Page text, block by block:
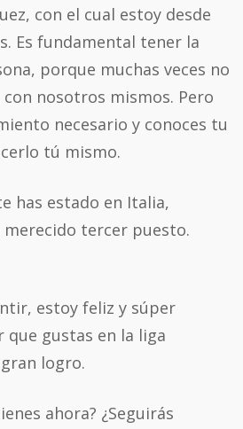
con el cual estoy desde
Es fundamental tener la
porque muchas veces no
nosotros mismos. Pero
necesario y conoces tu
tú mismo.
has estado en Italia,
merecido tercer puesto.
estoy feliz y súper
que gustas en la liga
logro.
ahora? ¿Seguirás